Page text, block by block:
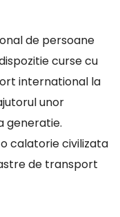
de persoane
curse cu
international la
unor
generatie.
calatorie civilizata
de transport